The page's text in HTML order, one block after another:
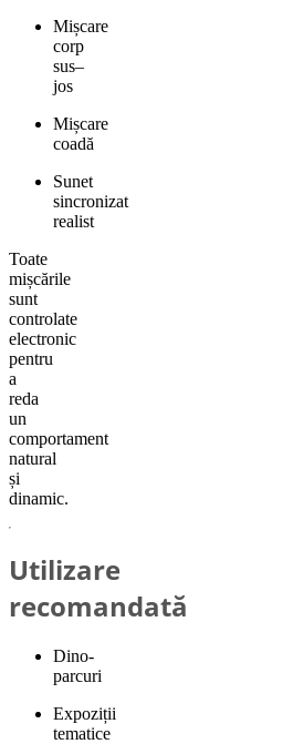
Mișcare
corp
sus–
jos
Mișcare
coadă
Sunet
sincronizat
realist
Toate
mișcările
sunt
controlate
electronic
pentru
a
reda
un
comportament
natural
și
dinamic.
Utilizare
recomandată
Dino-
parcuri
Expoziții
tematice